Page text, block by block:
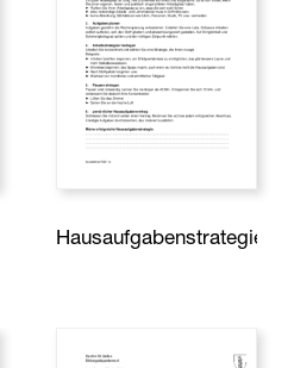
Hausaufgabenstrategie